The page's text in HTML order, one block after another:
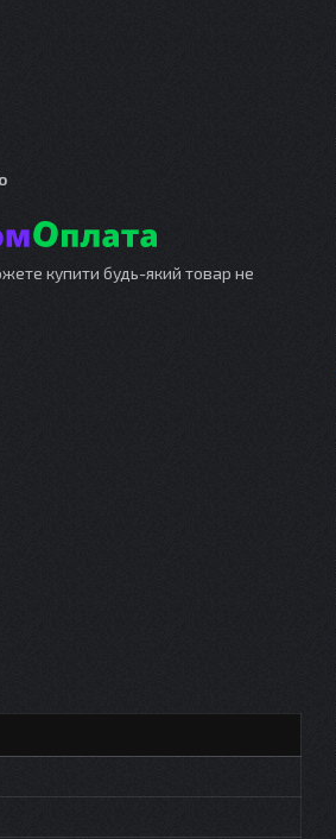
купити будь-який товар не